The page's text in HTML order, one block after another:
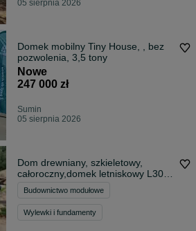
05 sierpnia 2026
Domek mobilny Tiny House, , bez
pozwolenia, 3,5 tony
Nowe
247 000 zł
Sumin
05 sierpnia 2026
Dom drewniany, szkieletowy,
całoroczny,domek letniskowy L302
PLUS 40m2
Budownictwo modułowe
Wylewki i fundamenty